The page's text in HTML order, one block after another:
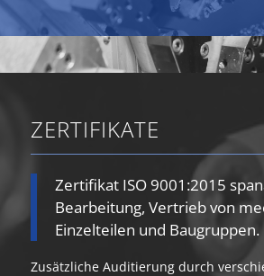
ZERTIFIKATE
Zertifikat ISO 9001:2015
Bearbeitung, Vertrieb von
Einzelteilen und Baugruppen.
Zusätzliche Auditierung durch